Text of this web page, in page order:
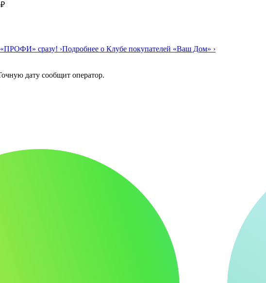
«ПРОФИ» сразу! ›Подробнее о Клубе покупателей «Ваш Дом» ›
дату сообщит оператор.